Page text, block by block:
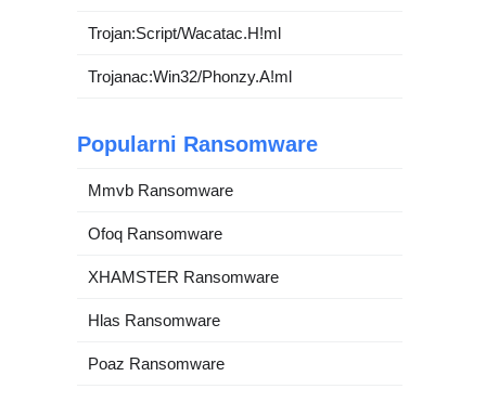
Trojan:Script/Wacatac.H!ml
Trojanac:Win32/Phonzy.A!ml
Popularni Ransomware
Mmvb Ransomware
Ofoq Ransomware
XHAMSTER Ransomware
Hlas Ransomware
Poaz Ransomware